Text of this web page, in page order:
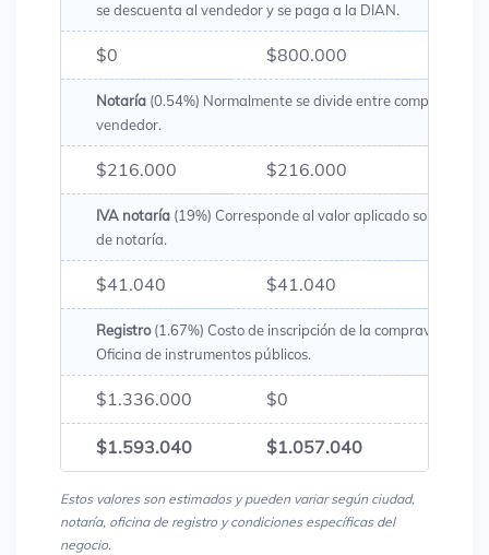
se descuenta al vendedor y se paga a la DIAN.
$0 $800.000
Notaría (0.54%) Normalmente se divide entre comprador y
vendedor.
$216.000 $216.000
IVA notaría (19%) Corresponde al valor aplicado sobre los
de notaría.
$41.040 $41.040
Registro(1.67%) Costo de inscripción de la compraventa en
Oficina de instrumentos públicos.
$1.336.000 $0
$1.593.040 $1.057.040
Estos valores son estimados y pueden variar según ciudad,
notaría, oficina de registro y condiciones específicas del
negocio.